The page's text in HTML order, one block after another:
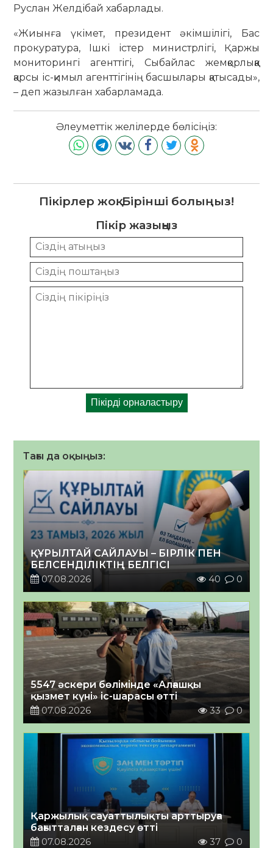
Руслан Желдібай хабарлады.
«Жиынға үкімет, президент әкімшілігі, Бас
прокуратура, Ішкі істер министрлігі, Қаржы
мониторингі агенттігі, Сыбайлас жемқорлыққа
қарсы іс-қимыл агенттігінің басшылары қатысады»,
– деп жазылған хабарламада.
Әлеуметтік желілерде бөлісіңіз:
Пікірлер жоқ. Бірінші болыңыз!
Пікір жазыңыз
Тағы да оқыңыз:
ҚҰРЫЛТАЙ САЙЛАУЫ – БІРЛІК ПЕН
БЕЛСЕНДІЛІКТІҢ БЕЛГІСІ
07.08.2026
40 0
5547 әскери бөлімінде «Алғашқы
қызмет күні» іс-шарасы өтті
07.08.2026
33 0
Қаржылық сауаттылықты арттыруға
бағытталған кездесу өтті
07.08.2026
37 0